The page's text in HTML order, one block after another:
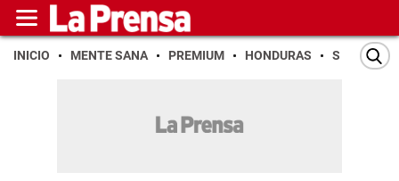
INICIO MENTE SANA PREMIUM HONDURAS SAN PEDRO